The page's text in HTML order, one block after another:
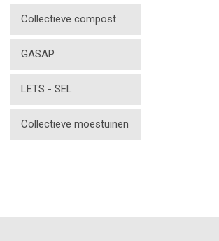
Collectieve compost
GASAP
LETS - SEL
Collectieve moestuinen